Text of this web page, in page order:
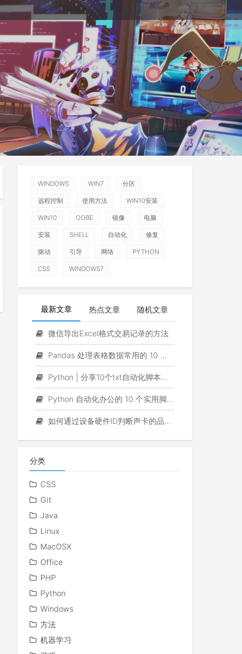
WINDOWS WIN7 分区
远程控制 使用方法 WIN10安装
WIN10 OOBE 镜像 电脑
安装 SHELL 自动化 修复
驱动 引导 网络 PYTHON
CSS WINDOWS7
最新文章 热点文章 随机文章
微信导出Excel格式交易记录的方法
Pandas 处理表格数据常用的 10 个脚本
Python | 分享10个txt自动化脚本，一定有你用得上的！
Python 自动化办公的 10 个实用脚本
如何通过设备硬件ID判断声卡的品牌及型号
分类
CSS
Git
Java
Linux
MacOSX
Office
PHP
Python
Windows
方法
机器学习